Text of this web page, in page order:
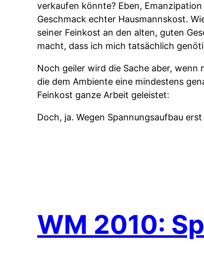
verkaufen könnte? Eben,
Geschmack echter Hausmannskost.
seiner Feinkost an den alten, guten
macht, dass ich mich tatsächlich
Noch geiler wird die Sache aber, wenn
die dem Ambiente eine mindestens
Feinkost ganze Arbeit geleistet:
Doch, ja. Wegen Spannungsaufbau
WM 2010: